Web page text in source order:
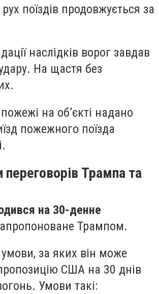
поїздів продовжується за
наслідків ворог завдав
На щастя без
на обʼєкті надано
пожежного поїзда
переговорів Трампа та
на 30-денне
Трампом.
за яких він може
США на 30 днів
Умови такі: